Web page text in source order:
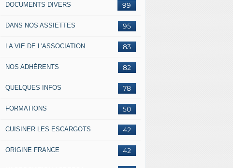
99
DOCUMENTS DIVERS
95
DANS NOS ASSIETTES
83
LA VIE DE L'ASSOCIATION
82
NOS ADHÉRENTS
78
QUELQUES INFOS
50
FORMATIONS
42
CUISINER LES ESCARGOTS
42
ORIGINE FRANCE